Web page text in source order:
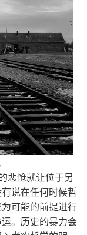
悲怆就让位于另
说在任何时候哲
可能的前提进行
。历史的暴力会